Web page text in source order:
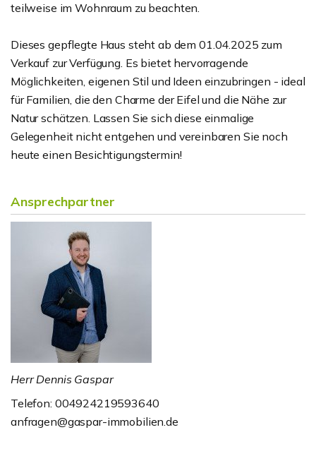
teilweise im Wohnraum zu beachten.
Dieses gepflegte Haus steht ab dem 01.04.2025 zum
Verkauf zur Verfügung. Es bietet hervorragende
Möglichkeiten, eigenen Stil und Ideen einzubringen - ideal
für Familien, die den Charme der Eifel und die Nähe zur
Natur schätzen. Lassen Sie sich diese einmalige
Gelegenheit nicht entgehen und vereinbaren Sie noch
heute einen Besichtigungstermin!
Ansprechpartner
Herr Dennis Gaspar
Telefon: 004924219593640
anfragen@gaspar-immobilien.de